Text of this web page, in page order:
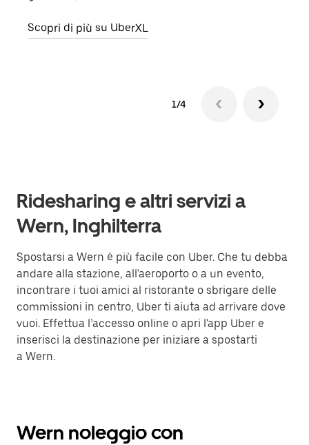
Scopri di più su UberXL
1/4
Ridesharing e altri servizi a
Wern, Inghilterra
Spostarsi a Wern è più facile con Uber. Che tu debba
andare alla stazione, all'aeroporto o a un evento,
incontrare i tuoi amici al ristorante o sbrigare delle
commissioni in centro, Uber ti aiuta ad arrivare dove
vuoi. Effettua l’accesso online o apri l'app Uber e
inserisci la destinazione per iniziare a spostarti
a Wern.
Wern noleggio con